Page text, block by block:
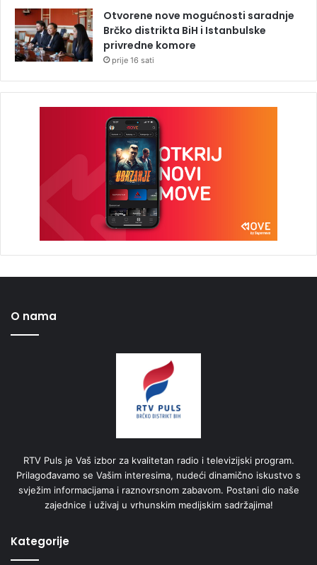
Otvorene nove mogućnosti saradnje
Brčko distrikta BiH i Istanbulske
privredne komore
prije 16 sati
O nama
RTV Puls je Vaš izbor za kvalitetan radio i televizijski program.
Prilagođavamo se Vašim interesima, nudeći dinamično iskustvo s
svježim informacijama i raznovrsnom zabavom. Postani dio naše
zajednice i uživaj u vrhunskim medijskim sadržajima!
Kategorije